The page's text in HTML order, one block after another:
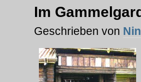
Im
Geschrieben von